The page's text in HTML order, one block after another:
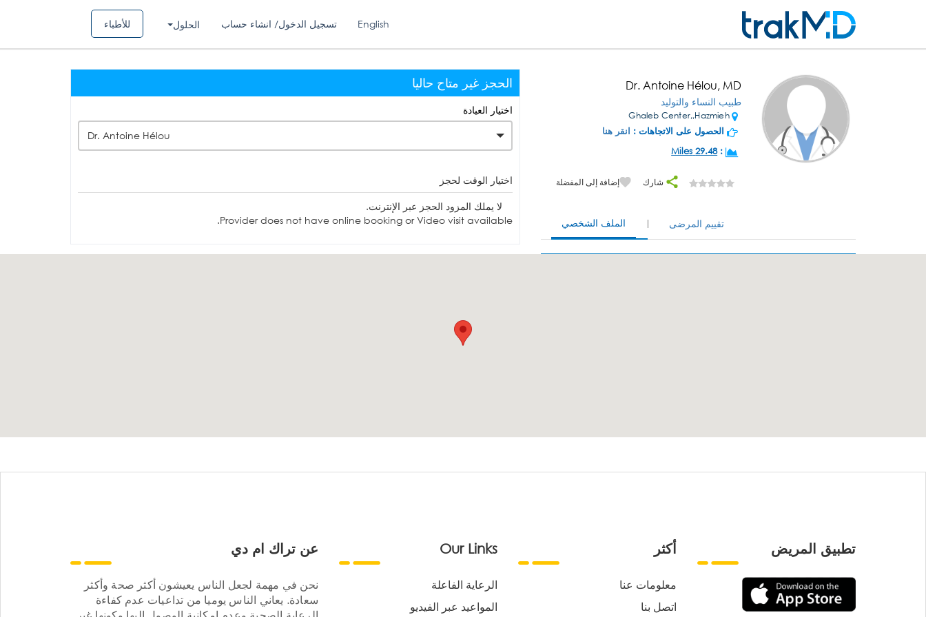
للأطباء الحلول تسجيل الدخول/ انشاء حساب English
Dr. Antoine Hélou, MD
طبيب النساء والتوليد
Ghaleb Center,,Hazmieh
الحصول على الاتجاهات : انقر هنا
:
29.48 Miles
شارك إضافة إلى المفضلة
الملف الشخصي تقييم المرضى
الحجز غير متاح حاليا
اختيار العيادة
Dr. Antoine Hélou
اختيار الوقت لحجز
لا يملك المزود الحجز عبر الإنترنت.
Provider does not have online booking or Video visit available.
عن تراك ام دي
نحن في مهمة لجعل الناس يعيشون أكثر صحة وأكثر
سعادة. يعاني الناس يوميا من تداعيات عدم كفاءة
Our Links
الرعاية الفاعلة
المواعيد عبر الفيديو
أكثر
معلومات عنا
اتصل بنا
تطبيق المريض